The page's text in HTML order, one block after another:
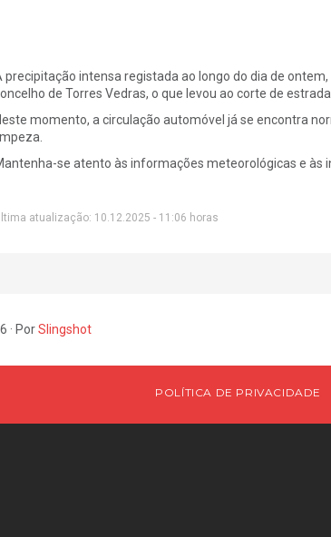
precipitação intensa registada ao longo do dia de
de Torres Vedras, o que levou ao corte de
momento, a circulação automóvel já se encontra
se atento às informações meteorológicas e às
atualização: 10.12.2025 - 11:06 horas
· PorSlingshot
POLÍTICA DE PRIVACIDADE